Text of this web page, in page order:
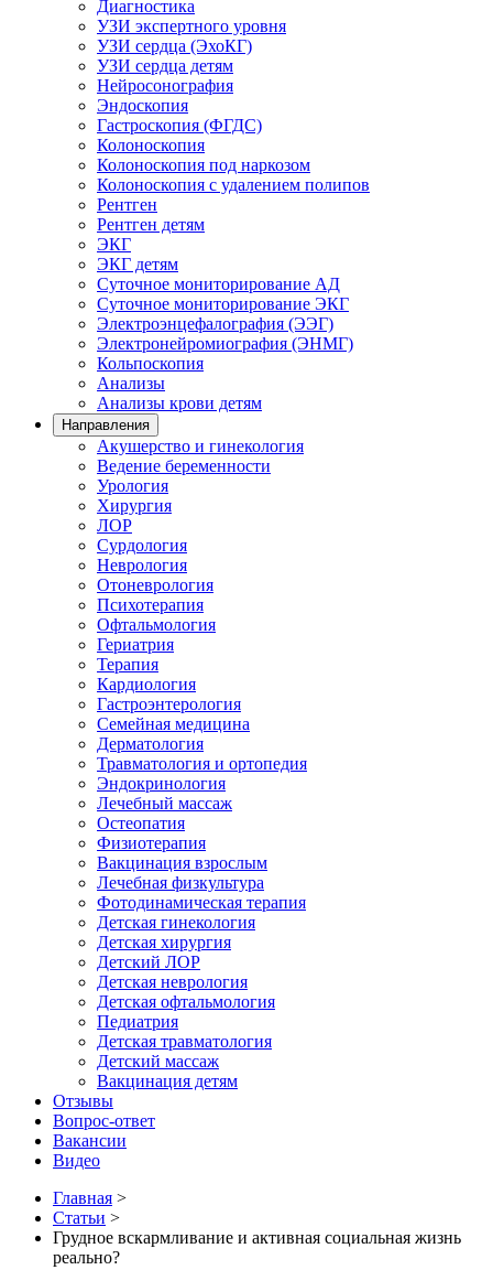
Диагностика
УЗИ экспертного уровня
УЗИ сердца (ЭхоКГ)
УЗИ сердца детям
Нейросонография
Эндоскопия
Гастроскопия (ФГДС)
Колоноскопия
Колоноскопия под наркозом
Колоноскопия с удалением полипов
Рентген
Рентген детям
ЭКГ
ЭКГ детям
Суточное мониторирование АД
Суточное мониторирование ЭКГ
Электроэнцефалография (ЭЭГ)
Электронейромиография (ЭНМГ)
Кольпоскопия
Анализы
Анализы крови детям
Направления
Акушерство и гинекология
Ведение беременности
Урология
Хирургия
ЛОР
Сурдология
Неврология
Отоневрология
Психотерапия
Офтальмология
Гериатрия
Терапия
Кардиология
Гастроэнтерология
Семейная медицина
Дерматология
Травматология и ортопедия
Эндокринология
Лечебный массаж
Остеопатия
Физиотерапия
Вакцинация взрослым
Лечебная физкультура
Фотодинамическая терапия
Детская гинекология
Детская хирургия
Детский ЛОР
Детская неврология
Детская офтальмология
Педиатрия
Детская травматология
Детский массаж
Вакцинация детям
Отзывы
Вопрос-ответ
Вакансии
Видео
Главная >
Статьи >
Грудное вскармливание и активная социальная жизнь
реально?